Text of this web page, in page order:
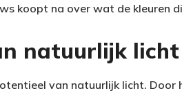
koopt na over wat de kleuren
natuurlijk licht
van natuurlijk licht. Door